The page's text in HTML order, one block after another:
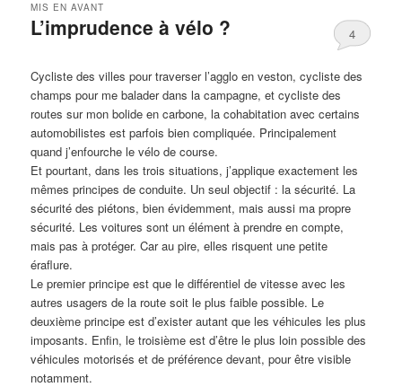
L’imprudence à vélo ?
MIS EN AVANT
4
Cycliste des villes pour traverser l’agglo en veston, cycliste des
champs pour me balader dans la campagne, et cycliste des
routes sur mon bolide en carbone, la cohabitation avec certains
automobilistes est parfois bien compliquée. Principalement
quand j’enfourche le vélo de course.
Et pourtant, dans les trois situations, j’applique exactement les
mêmes principes de conduite. Un seul objectif : la sécurité. La
sécurité des piétons, bien évidemment, mais aussi ma propre
sécurité. Les voitures sont un élément à prendre en compte,
mais pas à protéger. Car au pire, elles risquent une petite
éraflure.
Le premier principe est que le différentiel de vitesse avec les
autres usagers de la route soit le plus faible possible. Le
deuxième principe est d’exister autant que les véhicules les plus
imposants. Enfin, le troisième est d’être le plus loin possible des
véhicules motorisés et de préférence devant, pour être visible
notamment.